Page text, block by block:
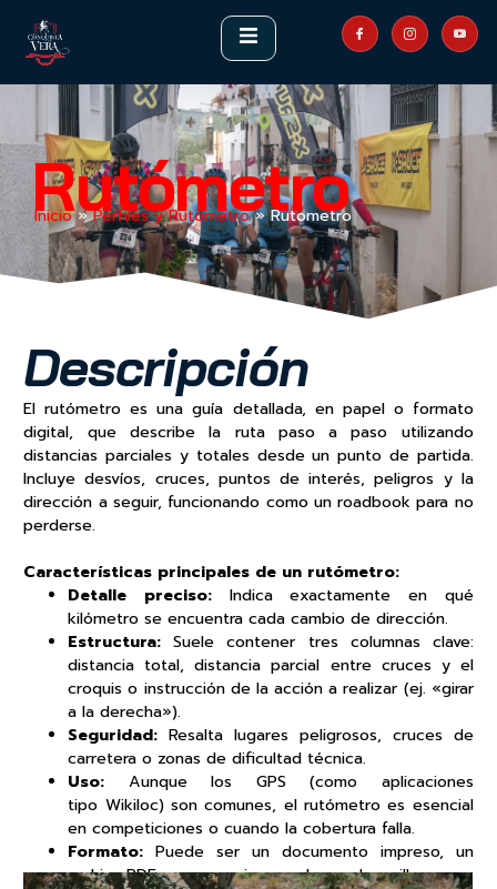
Rutómetro
Inicio»Perfiles y Rutometro»Rutometro
Descripción
El rutómetroes una guía detallada, en papel o formato
digital, que describe la ruta paso a paso utilizando
distancias parciales y totales desde un punto de partida.
Incluye desvíos, cruces, puntos de interés, peligros y la
dirección a seguir, funcionando como unroadbook para no
perderse.
Características principales de un rutómetro:
Detalle preciso:Indica exactamente en qué
kilómetro se encuentra cada cambio de dirección.
Estructura: Suele contener tres columnas clave:
distancia total, distancia parcial entre cruces y el
croquis o instrucción de la acción a realizar (ej. «girar
a la derecha»).
Seguridad: Resalta lugares peligrosos, cruces de
carretera o zonas de dificultad técnica.
Uso: Aunque los GPS (como aplicaciones
tipo Wikiloc) son comunes, el rutómetro es esencial
en competiciones o cuando la cobertura falla.
Formato: Puede ser un documento impreso, un
archivo PDF o un croquis pegado en el manillar.